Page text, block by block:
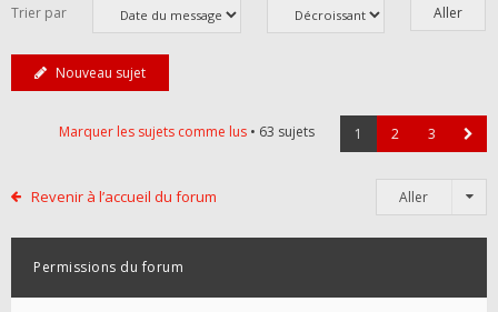
Trier par
Nouveau sujet
Marquer les sujets comme lus • 63 sujets 1 2 3
Revenir à l’accueil du forum Aller
Permissions du forum